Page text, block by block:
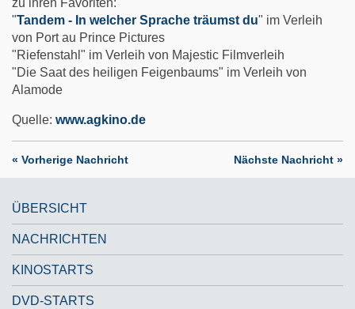
zu ihren Favoriten:
"Tandem - In welcher Sprache träumst du" im Verleih
von Port au Prince Pictures
"Riefenstahl" im Verleih von Majestic Filmverleih
"Die Saat des heiligen Feigenbaums" im Verleih von
Alamode
Quelle: www.agkino.de
« Vorherige Nachricht Nächste Nachricht »
ÜBERSICHT
NACHRICHTEN
KINOSTARTS
DVD-STARTS